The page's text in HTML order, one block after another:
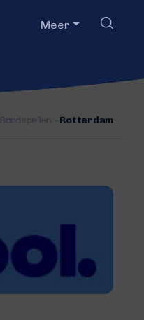
Meer
Bordspellen - Rotterdam